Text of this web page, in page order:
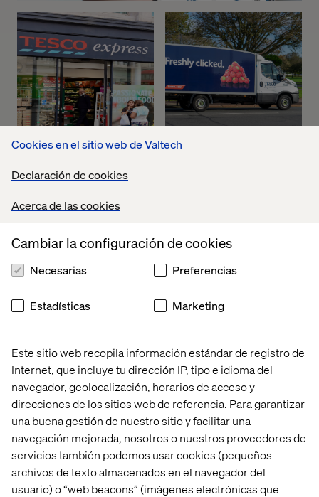
Cookies en el sitio web de Valtech
Declaración de cookies
Acerca de las cookies
Este sitio web recopila información estándar de registro de
Internet, que incluye tu dirección IP, tipo e idioma del
navegador, geolocalización, horarios de acceso y
direcciones de los sitios web de referencia. Para garantizar
una buena gestión de nuestro sitio y facilitar una
navegación mejorada, nosotros o nuestros proveedores de
servicios también podemos usar cookies (pequeños
archivos de texto almacenados en el navegador del
usuario) o “web beacons” (imágenes electrónicas que
Cambiar la configuración de cookies
Necesarias Preferencias
Estadísticas Marketing